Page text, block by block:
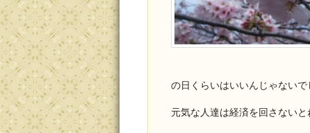
の日くらいはいいんじゃないで
元気な人達は経済を回さないと